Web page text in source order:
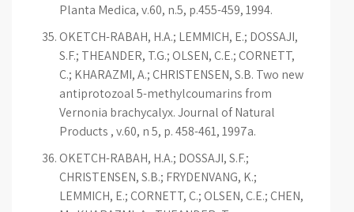
Planta Medica, v.60, n.5, p.455-459, 1994.
OKETCH-RABAH, H.A.; LEMMICH, E.; DOSSAJI,
S.F.; THEANDER, T.G.; OLSEN, C.E.; CORNETT,
C.; KHARAZMI, A.; CHRISTENSEN, S.B. Two new
antiprotozoal 5-methylcoumarins from
Vernonia brachycalyx. Journal of Natural
Products , v.60, n 5, p. 458-461, 1997a.
OKETCH-RABAH, H.A.; DOSSAJI, S.F.;
CHRISTENSEN, S.B.; FRYDENVANG, K.;
LEMMICH, E.; CORNETT, C.; OLSEN, C.E.; CHEN,